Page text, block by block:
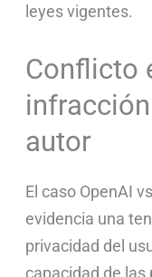
leyes vigentes.
Conflicto
autor
El caso OpenAI
evidencia una
privacidad del
capacidad de